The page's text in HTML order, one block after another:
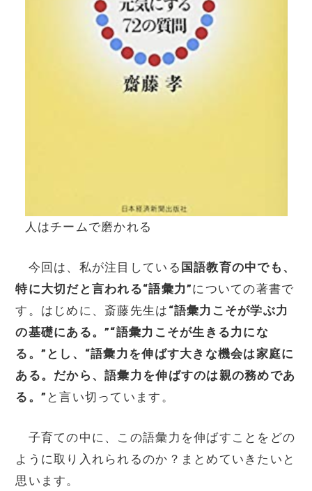
人はチームで磨かれる
今回は、私が注目している 国語教育の中でも、
特に大切だと言われる“語彙力”についての著書で
す。はじめに、斎藤先生は “語彙力こそが学ぶ力
の基礎にある。”“語彙力こそが生きる力にな
る。”とし、“語彙力を伸ばす大きな機会は家庭に
ある。だから、語彙力を伸ばすのは親の務めであ
る。” と言い切っています。
子育ての中に、この語彙力を伸ばすことをどの
ように取り入れられるのか？まとめていきたいと
思います。